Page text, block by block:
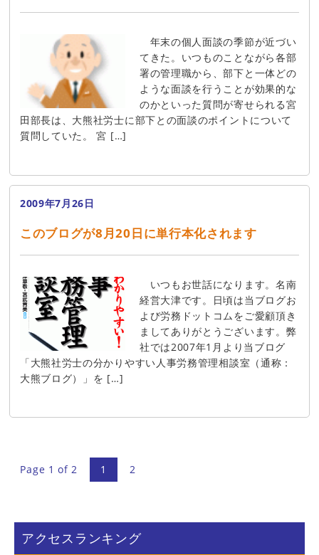
年末の個人面談の季節が近づい
てきた。いつものことながら各部
署の管理職から、部下と一体どの
ような面談を行うことが効果的な
のかといった質問が寄せられる宮
田部長は、大熊社労士に部下との面談のポイントについて
質問していた。 宮 […]
2009年7月26日
このブログが8月20日に単行本化されます
いつもお世話になります。名南
経営大津です。日頃は当ブログお
よび労務ドットコムをご愛顧頂き
ましてありがとうございます。弊
社では2007年1月より当ブログ
「大熊社労士の分かりやすい人事労務管理相談室（通称：
大熊ブログ）」を […]
Page 1 of 2 1 2
アクセスランキング